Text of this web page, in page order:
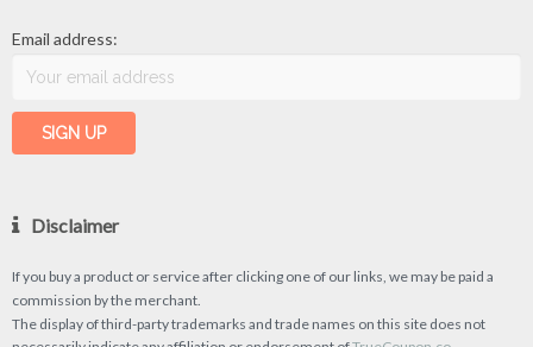
Email address:
Disclaimer
If you buy a product or service after clicking one of our links, we may be paid a
commission by the merchant.
The display of third-party trademarks and trade names on this site does not